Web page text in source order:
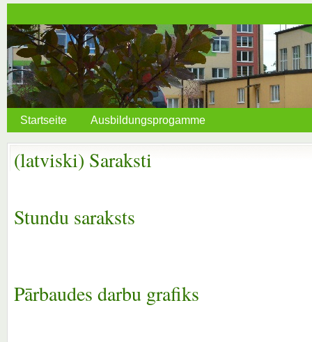
Startseite Ausbildungsprogamme
(latviski) Saraksti
Stundu saraksts
Pārbaudes darbu grafiks